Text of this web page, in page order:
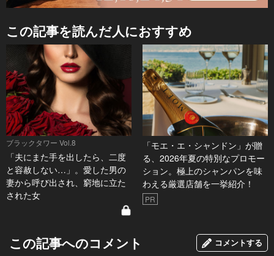
この記事を読んだ人におすすめ
ブラックタワー Vol.8
「夫にまた手を出したら、二度
と容赦しない…」。愛した男の
妻から呼び出され、窮地に立た
された女
「モエ・エ・シャンドン」が贈
る、2026年夏の特別なプロモー
ション。極上のシャンパンを味
わえる厳選店舗を一挙紹介！
PR
この記事へのコメント コメントする